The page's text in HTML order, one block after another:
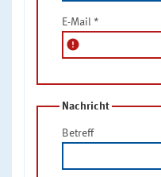
E-Mail *
error
Nachricht
Betreff